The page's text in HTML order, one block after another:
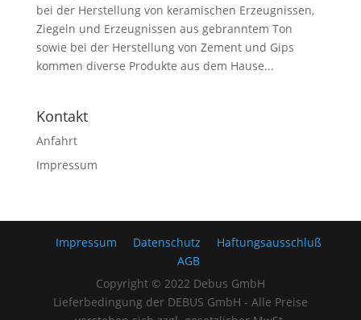
bei der Herstellung von keramischen Erzeugnissen,
Ziegeln und Erzeugnissen aus gebranntem Ton
sowie bei der Herstellung von Zement und Gips
kommen diverse Produkte aus dem Hause...
Kontakt
Anfahrt
Impressum
Impressum Datenschutz
Haftungsausschluß
AGB
Copyright © 2022 Debus GmbH
Lieferbedingung der DEBUS GmbH - Alle Preise